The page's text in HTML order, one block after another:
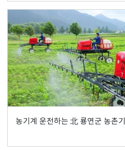
농기계 운전하는 北 룡연군 농촌